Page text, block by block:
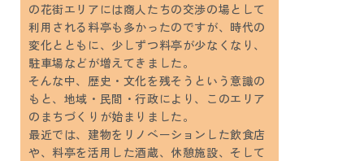
の花街エリアには商人たちの交渉の場として
利用される料亭も多かったのですが、時代の
変化とともに、少しずつ料亭が少なくなり、
駐車場などが増えてきました。
そんな中、歴史・文化を残そうという意識の
もと、地域・民間・行政により、このエリア
のまちづくりが始まりました。
最近では、建物をリノベーションした飲食店
や、料亭を活用した酒蔵、休憩施設、そして